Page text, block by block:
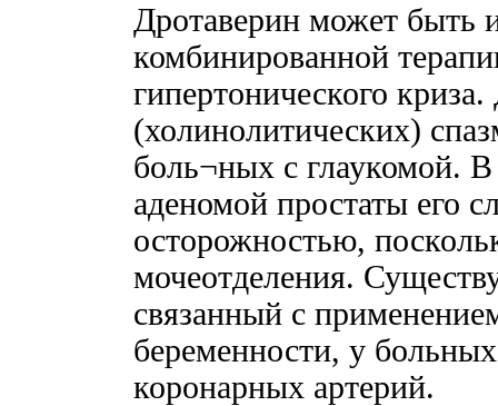
Дротаверин может быть
комбинированной
гипертонического
(холинолитических)
боль¬ных с глаукомой.
аденомой простаты его
осторожностью,
мочеотделения.
связанный с
беременности, у
коронарных артерий.